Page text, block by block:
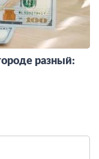
разный: